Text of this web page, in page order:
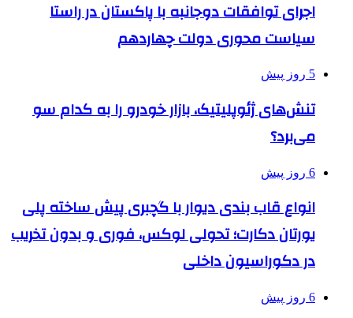
اجرای توافقات دوجانبه با پاکستان در راستا
سیاست محوری دولت چهاردهم
5 روز پیش
تنش‌های ژئوپلیتیک، بازار خودرو را به کدام سو
می‌برد؟
6 روز پیش
انواع قاب بندی دیوار با گچبری پیش ساخته پلی
یورتان دکارت؛ تحولی لوکس، فوری و بدون تخریب
در دکوراسیون داخلی
6 روز پیش